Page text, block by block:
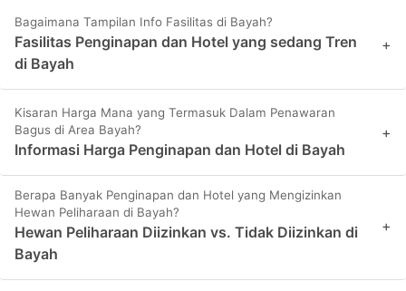
Bagaimana Tampilan Info Fasilitas di Bayah?
Fasilitas Penginapan dan Hotel yang sedang Tren
di Bayah
+
Kisaran Harga Mana yang Termasuk Dalam Penawaran
Bagus di Area Bayah?
Informasi Harga Penginapan dan Hotel di Bayah
+
Berapa Banyak Penginapan dan Hotel yang Mengizinkan
Hewan Peliharaan di Bayah?
Hewan Peliharaan Diizinkan vs. Tidak Diizinkan di
Bayah
+